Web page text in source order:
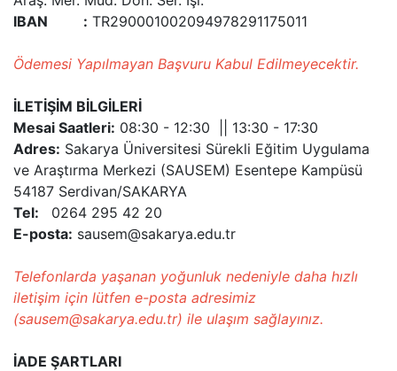
IBAN : TR290001002094978291175011
Ödemesi Yapılmayan Başvuru Kabul Edilmeyecektir.
İLETİŞİM BİLGİLERİ
Mesai Saatleri: 08:30 - 12:30 || 13:30 - 17:30
Adres: Sakarya Üniversitesi Sürekli Eğitim Uygulama
ve Araştırma Merkezi (SAUSEM) Esentepe Kampüsü
54187 Serdivan/SAKARYA
Tel:
0264 295 42 20
E-posta: sausem@sakarya.edu.tr
Telefonlarda yaşanan yoğunluk nedeniyle daha hızlı
iletişim için lütfen e-posta adresimiz
(sausem@sakarya.edu.tr) ile ulaşım sağlayınız.
İADE ŞARTLARI